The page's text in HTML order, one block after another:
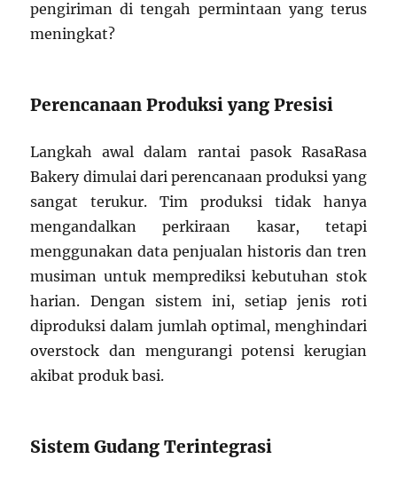
pengiriman di tengah permintaan yang terus
meningkat?
Perencanaan Produksi yang Presisi
Langkah awal dalam rantai pasok RasaRasa
Bakery dimulai dari perencanaan produksi yang
sangat terukur. Tim produksi tidak hanya
mengandalkan perkiraan kasar, tetapi
menggunakan data penjualan historis dan tren
musiman untuk memprediksi kebutuhan stok
harian. Dengan sistem ini, setiap jenis roti
diproduksi dalam jumlah optimal, menghindari
overstock dan mengurangi potensi kerugian
akibat produk basi.
Sistem Gudang Terintegrasi